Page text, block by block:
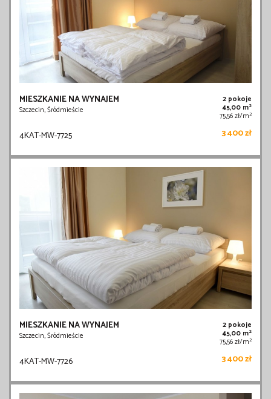
MIESZKANIE NA WYNAJEM
Szczecin, Śródmieście
2 pokoje
45,00 m2
75,56 zł/m2
4KAT-MW-7725 3 400 zł
MIESZKANIE NA WYNAJEM
Szczecin, Śródmieście
2 pokoje
45,00 m2
75,56 zł/m2
4KAT-MW-7726 3 400 zł